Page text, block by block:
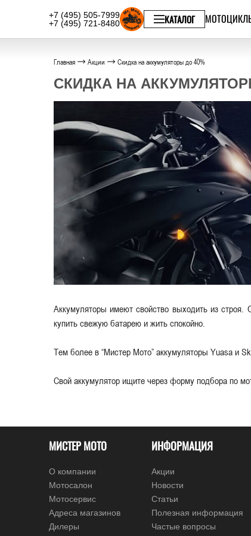
+7 (495) 505-7999
+7 (495) 721-8480
КАТАЛОГ
Главная Акции Скидка на аккумуляторы до 40%
СКИДКА НА
Аккумуляторы имеют свойство выходить из
купить свежую батарею и жить спокойно.
Тем более в “Мистер Мото” аккумуляторы Yuasa и
Свой аккумулятор ищите через форму подбора по
МИСТЕР МОТО
О компании
Мотосалон
Мотосервис
Адреса магазинов
Дилеры
ИНФОРМАЦИЯ
Акции
Новости
Статьи
Полезная информация
Частые вопросы